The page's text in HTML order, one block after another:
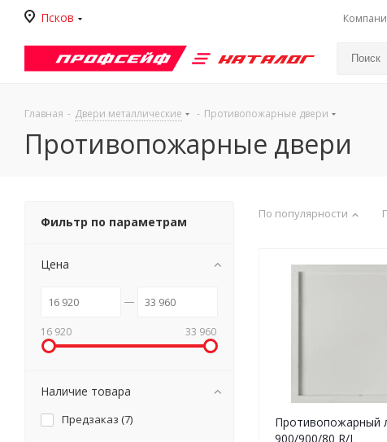
Псков
Каталог
Главная - Двери металлические - Противопожарные двери
Противопожарные двери
По популярности
Противопожарный
900/900/80 R/L
Фильтр по параметрам
Цена
16 920 33 960
Наличие товара
Предзаказ (7)